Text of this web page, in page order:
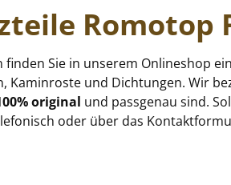
Romotop
Sie in unserem Onlineshop
Kaminroste und Dichtungen. Wir
original und passgenau sind.
oder über das